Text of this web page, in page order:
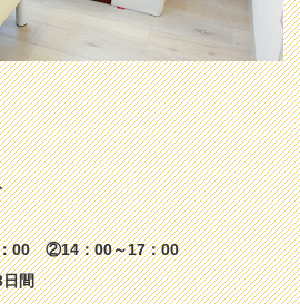
00 ②14：00～17：00
間